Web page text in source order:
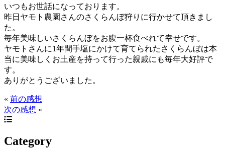
いつもお世話になっております。
昨日ヤモト農園さんのさくらんぼ狩りに行かせて頂きまし
た。
毎年美味しいさくらんぼをお腹一杯食べれて幸せです。
ヤモトさんに1年間手塩にかけて育てられたさくらんぼは本
当に美味しくお土産を持って行った親戚にも毎年大好評で
す。
ありがとうございました。
« 前の感想
次の感想 »
Category